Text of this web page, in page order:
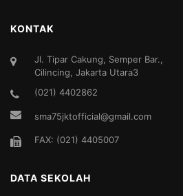
KONTAK
Jl. Tipar Cakung, Semper Bar.,
Cilincing, Jakarta Utara3
(021) 4402862
sma75jktofficial@gmail.com
FAX: (021) 4405007
DATA SEKOLAH